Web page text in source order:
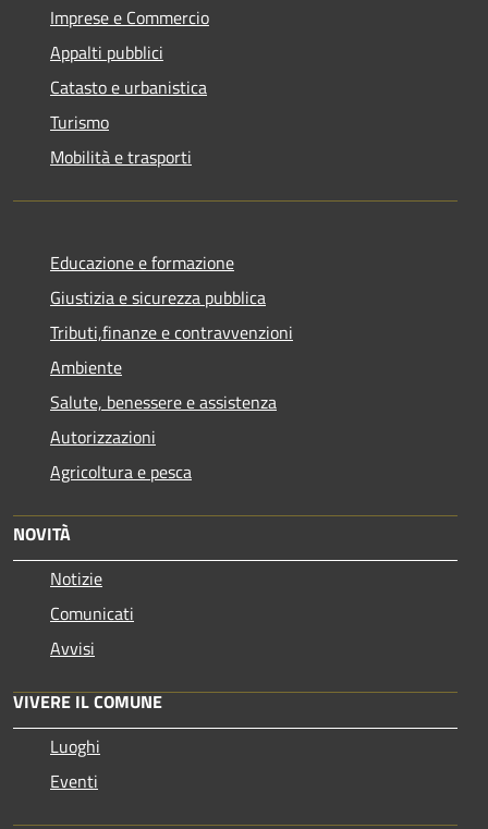
Imprese e Commercio
Appalti pubblici
Catasto e urbanistica
Turismo
Mobilità e trasporti
Educazione e formazione
Giustizia e sicurezza pubblica
Tributi,finanze e contravvenzioni
Ambiente
Salute, benessere e assistenza
Autorizzazioni
Agricoltura e pesca
NOVITÀ
Notizie
Comunicati
Avvisi
VIVERE IL COMUNE
Luoghi
Eventi